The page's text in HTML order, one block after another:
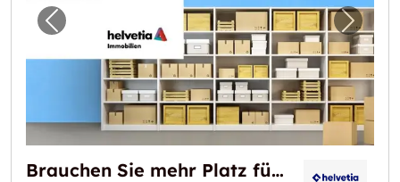
Vorheriges Bild für "Brauchen Sie mehr
Brauchen Sie mehr Platz für Ihr Lager?